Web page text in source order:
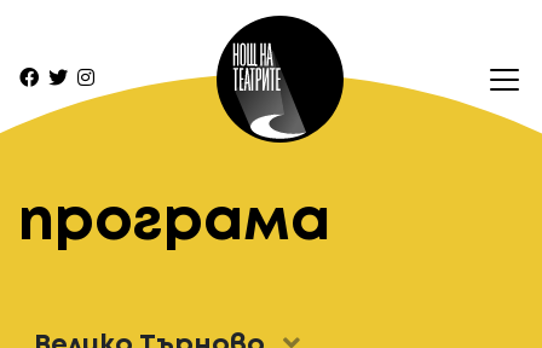
програма